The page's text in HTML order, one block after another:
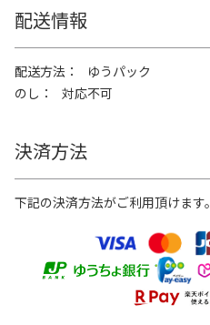
配送情報
配送方法
ゆうパック
のし
対応不可
決済方法
下記の決済方法がご利用頂けます。